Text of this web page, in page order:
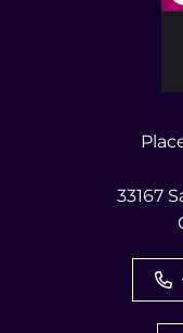
33167